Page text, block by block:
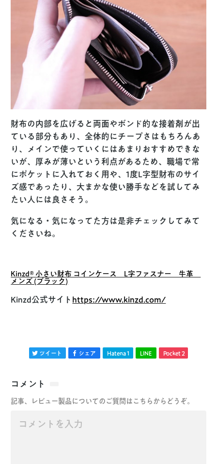
財布の内部を広げると両面やボンド的な接着剤が出
ている部分もあり、全体的にチープさはもちろんあ
り、メインで使っていくにはあまりおすすめできな
いが、厚みが薄いという利点があるため、職場で常
にポケットに入れておく用や、1度L字型財布のサイ
ズ感であったり、大まかな使い勝手などを試してみ
たい人には良さそう。
気になる・気になってた方は是非チェックしてみて
くださいね。
Kinzd® 小さい財布 コインケース L字ファスナー 牛革
メンズ (ブラック)
Kinzd公式サイト https://www.kinzd.com/
ツイート シェア Hatena 1 LINE Pocket2
コメント
記事、レビュー製品についてのご質問はこちらからどうぞ。